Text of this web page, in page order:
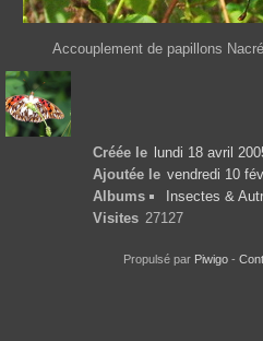
Accouplement de papillons
Créée le
lundi 18 avril
Ajoutée le vendredi 10
Albums
Insectes &
Visites 27127
Propulsé par Piwigo -